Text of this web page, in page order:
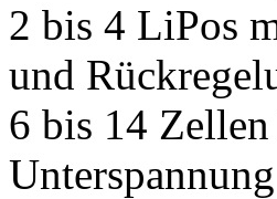
2 bis 4 LiPos
und
6 bis 14
Unterspannung